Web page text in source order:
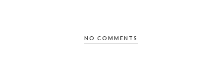
NO COMMENTS